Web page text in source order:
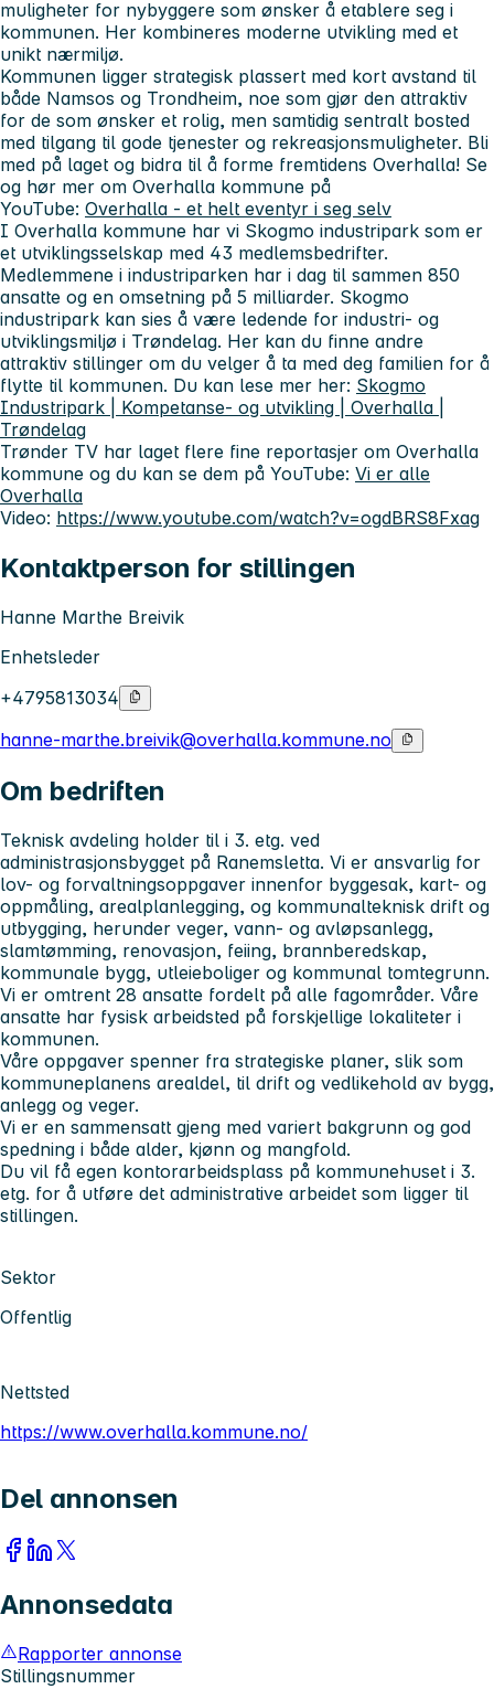
muligheter for nybyggere som ønsker å etablere seg i
kommunen. Her kombineres moderne utvikling med et
unikt nærmiljø.
Kommunen ligger strategisk plassert med kort avstand til
både Namsos og Trondheim, noe som gjør den attraktiv
for de som ønsker et rolig, men samtidig sentralt bosted
med tilgang til gode tjenester og rekreasjonsmuligheter. Bli
med på laget og bidra til å forme fremtidens Overhalla! Se
og hør mer om Overhalla kommune på
YouTube: Overhalla - et helt eventyr i seg selv
I Overhalla kommune har vi Skogmo industripark som er
et utviklingsselskap med 43 medlemsbedrifter.
Medlemmene i industriparken har i dag til sammen 850
ansatte og en omsetning på 5 milliarder. Skogmo
industripark kan sies å være ledende for industri- og
utviklingsmiljø i Trøndelag. Her kan du finne andre
attraktiv stillinger om du velger å ta med deg familien for å
flytte til kommunen. Du kan lese mer her: Skogmo
Industripark | Kompetanse- og utvikling | Overhalla |
Trøndelag
Trønder TV har laget flere fine reportasjer om Overhalla
kommune og du kan se dem på YouTube: Vi er alle
Overhalla
Video: https://www.youtube.com/watch?v=ogdBRS8Fxag
Kontaktperson for stillingen
Hanne Marthe Breivik
Enhetsleder
+4795813034
hanne-marthe.breivik@overhalla.kommune.no
Om bedriften
Teknisk avdeling holder til i 3. etg. ved
administrasjonsbygget på Ranemsletta. Vi er ansvarlig for
lov- og forvaltningsoppgaver innenfor byggesak, kart- og
oppmåling, arealplanlegging, og kommunalteknisk drift og
utbygging, herunder veger, vann- og avløpsanlegg,
slamtømming, renovasjon, feiing, brannberedskap,
kommunale bygg, utleieboliger og kommunal tomtegrunn.
Vi er omtrent 28 ansatte fordelt på alle fagområder. Våre
ansatte har fysisk arbeidsted på forskjellige lokaliteter i
kommunen.
Våre oppgaver spenner fra strategiske planer, slik som
kommuneplanens arealdel, til drift og vedlikehold av bygg,
anlegg og veger.
Vi er en sammensatt gjeng med variert bakgrunn og god
spedning i både alder, kjønn og mangfold.
Du vil få egen kontorarbeidsplass på kommunehuset i 3.
etg. for å utføre det administrative arbeidet som ligger til
stillingen.
Sektor
Offentlig
Nettsted
https://www.overhalla.kommune.no/
Del annonsen
Annonsedata
Rapporter annonse
Stillingsnummer